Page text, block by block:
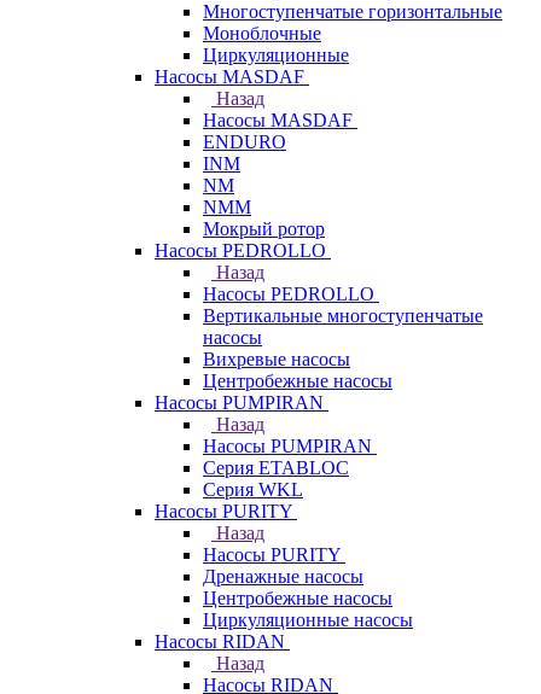
Многоступенчатые горизонтальные
Моноблочные
Циркуляционные
Насосы MASDAF
Назад
Насосы MASDAF
ENDURO
INM
NM
NMM
Мокрый ротор
Насосы PEDROLLO
Назад
Насосы PEDROLLO
Вертикальные многоступенчатые
насосы
Вихревые насосы
Центробежные насосы
Насосы PUMPIRAN
Назад
Насосы PUMPIRAN
Серия ETABLOC
Серия WKL
Насосы PURITY
Назад
Насосы PURITY
Дренажные насосы
Центробежные насосы
Циркуляционные насосы
Насосы RIDAN
Назад
Насосы RIDAN